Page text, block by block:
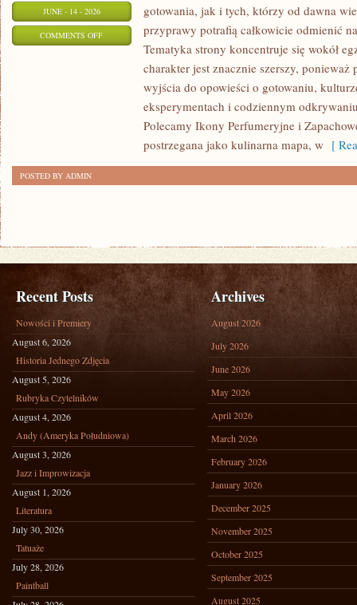
JUNE - 14 - 2026
COMMENTS OFFON
PERFUMERYJNE
gotowania, jak i tych, którzy od dawna
przyprawy potrafią całkowicie odmienić
Tematyka strony koncentruje się wokół
charakter jest znacznie szerszy,
wyjścia do opowieści o gotowaniu,
eksperymentach i codziennym
Polecamy Ikony Perfumeryjne i
postrzegana jako kulinarna mapa, w [
POSTED BY ADMIN
Recent Posts
Nowości i Premiery
August 6, 2026
Historia Jednego Zdjęcia
August 5, 2026
Rubryka Czytelników
August 4, 2026
Andy (Ameryka Południowa)
August 3, 2026
Jazz i Improwizacja
August 1, 2026
Literatura
July 30, 2026
Tatuaże
July 28, 2026
Paintball
Archives
August 2026
July 2026
June 2026
May 2026
April 2026
March 2026
February 2026
January 2026
December 2025
November 2025
October 2025
September 2025
August 2025